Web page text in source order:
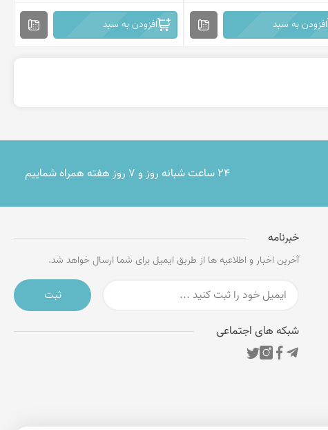
افزودن به سبد افزودن به سبد
۲۴ ساعت شبانه روز و ۷ روز هفته همراه شماییم
خبرنامه
آخرین اخبار و اطلاعیه ها از طریق ایمیل برای شما ارسال خواهد شد.
ثبت
شبکه های اجتماعی